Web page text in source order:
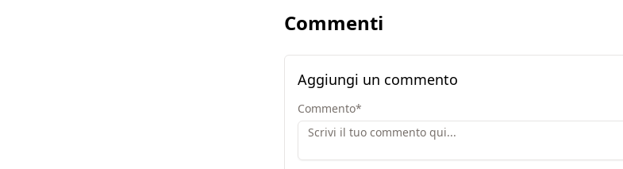
Commenti
Aggiungi un commento
Commento*